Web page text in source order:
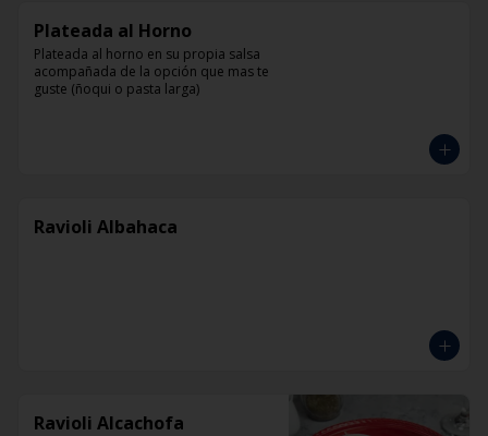
Plateada al Horno
Plateada al horno en su propia salsa
acompañada de la opción que mas te
guste (ñoqui o pasta larga)
Ravioli Albahaca
Ravioli Alcachofa